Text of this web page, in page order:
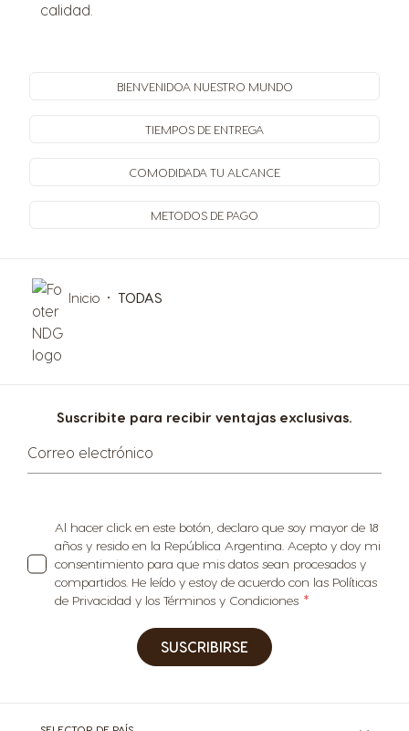
calidad.
BIENVENIDOA NUESTRO MUNDO
TIEMPOS DE ENTREGA
COMODIDADA TU ALCANCE
METODOS DE PAGO
Suscribite para recibir ventajas exclusivas.
Correo electrónico
Al hacer click en este botón, declaro que soy mayor de 18
años y resido en la República Argentina. Acepto y doy mi
consentimiento para que mis datos sean procesados y
compartidos. He leído y estoy de acuerdo con las Políticas
de Privacidad y los Términos y Condiciones
SUSCRIBIRSE
Inicio TODAS